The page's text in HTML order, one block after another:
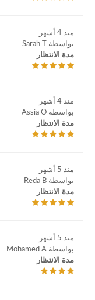
منذ 4 أشهر
بواسطة Sarah T
مدة الانتظار
منذ 4 أشهر
بواسطة Assia O
مدة الانتظار
منذ 5 أشهر
بواسطة Reda B
مدة الانتظار
منذ 5 أشهر
بواسطة Mohamed A
مدة الانتظار